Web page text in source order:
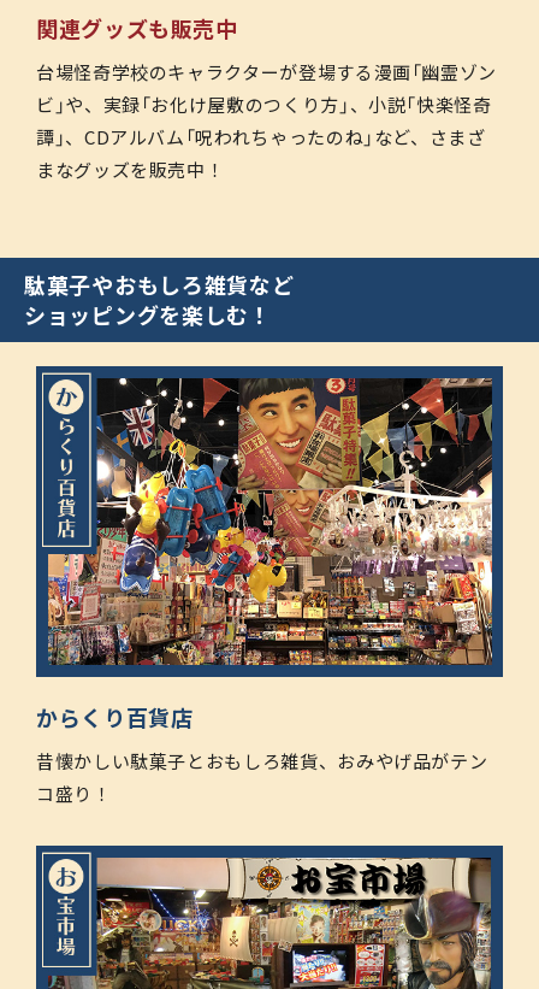
関連グッズも販売中
台場怪奇学校のキャラクターが登場する漫画「幽霊ゾン
ビ」や、実録「お化け屋敷のつくり方」、小説「快楽怪奇
譚」、CDアルバム「呪われちゃったのね」など、さまざ
まなグッズを販売中！
駄菓子やおもしろ雑貨など
ショッピングを楽しむ！
からくり百貨店
昔懐かしい駄菓子とおもしろ雑貨、おみやげ品がテン
コ盛り！